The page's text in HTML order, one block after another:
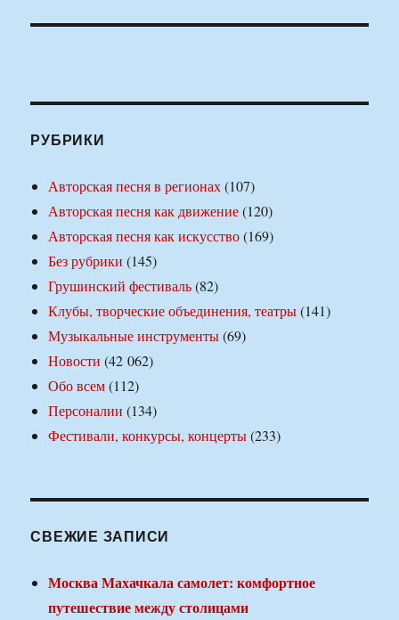
РУБРИКИ
Авторская песня в регионах(107)
Авторская песня как движение(120)
Авторская песня как искусство(169)
Без рубрики (145)
Грушинский фестиваль(82)
Клубы, творческие объединения, театры(141)
Музыкальные инструменты(69)
Новости (42 062)
Обо всем(112)
Персоналии (134)
Фестивали, конкурсы, концерты(233)
СВЕЖИЕ ЗАПИСИ
Москва Махачкала самолет: комфортное
путешествие между столицами